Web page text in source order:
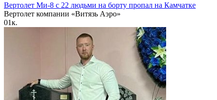
Вертолет Ми-8 с 22 людьми на борту пропал на Камчатке
Вертолет компании «Витязь Аэро»
01к.